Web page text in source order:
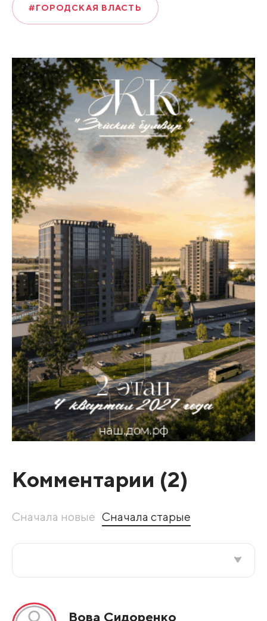
#ГОРОДСКАЯ ВЛАСТЬ
Комментарии (2)
Сначала новые Сначала старые
Вова Сидоренко